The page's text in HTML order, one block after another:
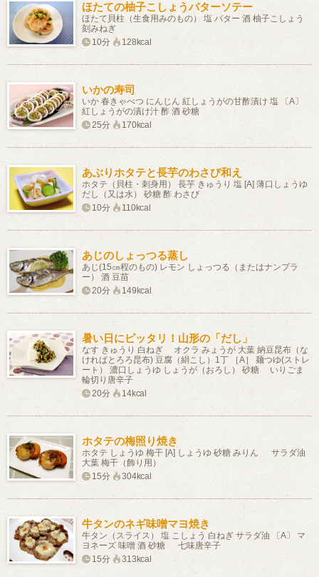
ほたての柚子こしょうバターソテー
ほたて貝柱（生食用みのもの） 塩 バター 酒 柚子こしょう
刻みねぎ
10分
128kcal
いかの寿司
いか 春きゃべつ にんじん 紅しょうがの甘酢漬け 塩 〔A〕
紅しょうがの漬け汁 酢 酒 砂糖
25分
170kcal
あぶりホタテと長芋のわさび和え
ホタテ（貝柱・刺身用） 長芋 きゅうり 塩 [A] 薄口しょうゆ
だし（又は水） 砂糖 酢 わさび
10分
110kcal
あじのしょっつる蒸し
あじ(15㎝程のもの) レモン しょっつる（またはナンプラ
ー） 酒 豆苗
20分
149kcal
暑い日にピッタリ！山形の「だし」
なす きゅうり 白ねぎ オクラ みょうが 大葉 納豆昆布（な
ければとろろ昆布) 豆腐（絹こし）1丁 ［A］ 麺つゆ(ストレ
ート） 濃口しょうゆ しょうが（おろし） 砂糖 いりごま
輪切り唐辛子
20分
14kcal
ホタテの梅照り焼き
ホタテ しょうゆ 梅干 [A] しょうゆ 砂糖 みりん サラダ油
大葉 梅干（飾り用）
15分
304kcal
牛タンのネギ味噌マヨ焼き
牛タン（スライス） 塩 こしょう 白ねぎ サラダ油 〔A〕 マ
ヨネーズ 味噌 酒 砂糖 七味唐辛子
15分
313kcal